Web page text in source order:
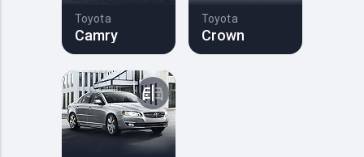
Toyota
Camry
Toyota
Crown